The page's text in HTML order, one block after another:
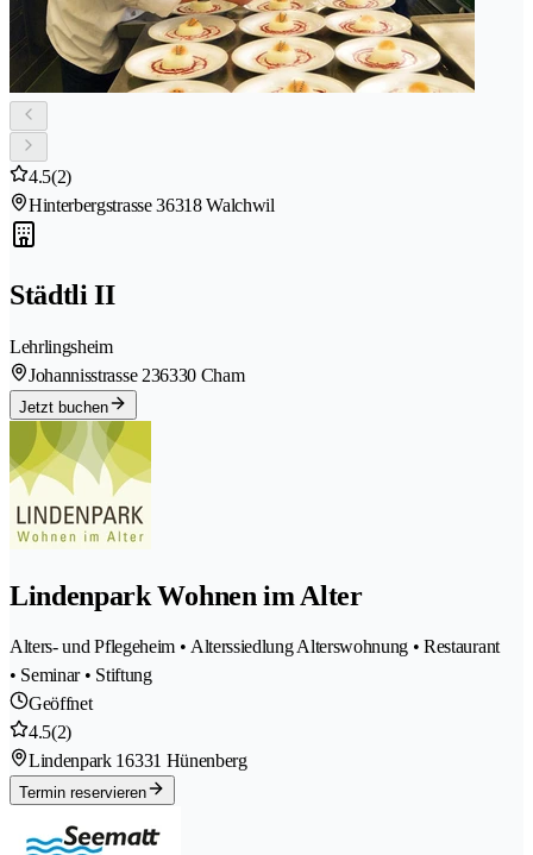
4.5(2)
Hinterbergstrasse 36318 Walchwil
Städtli II
Lehrlingsheim
Johannisstrasse 236330 Cham
Jetzt buchen
Lindenpark Wohnen im Alter
Alters- und Pflegeheim • Alterssiedlung Alterswohnung • Restaurant
• Seminar • Stiftung
Geöffnet
4.5(2)
Lindenpark 16331 Hünenberg
Termin reservieren